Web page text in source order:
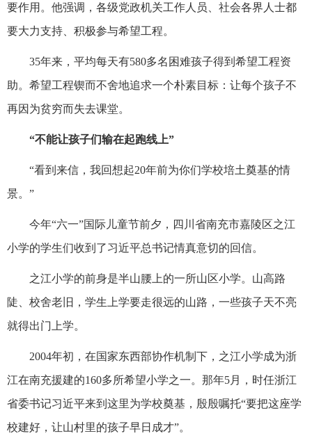
要作用。他强调，各级党政机关工作人员、社会各界人士都
要大力支持、积极参与希望工程。
35年来，平均每天有580多名困难孩子得到希望工程资
助。希望工程锲而不舍地追求一个朴素目标：让每个孩子不
再因为贫穷而失去课堂。
“不能让孩子们输在起跑线上”
“看到来信，我回想起20年前为你们学校培土奠基的情
景。”
今年“六一”国际儿童节前夕，四川省南充市嘉陵区之江
小学的学生们收到了习近平总书记情真意切的回信。
之江小学的前身是半山腰上的一所山区小学。山高路
陡、校舍老旧，学生上学要走很远的山路，一些孩子天不亮
就得出门上学。
2004年初，在国家东西部协作机制下，之江小学成为浙
江在南充援建的160多所希望小学之一。那年5月，时任浙江
省委书记习近平来到这里为学校奠基，殷殷嘱托“要把这座学
校建好，让山村里的孩子早日成才”。